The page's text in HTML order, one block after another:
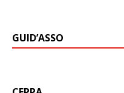
GUID’ASSO